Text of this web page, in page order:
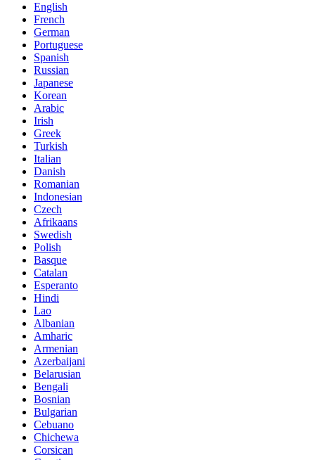
English
French
German
Portuguese
Spanish
Russian
Japanese
Korean
Arabic
Irish
Greek
Turkish
Italian
Danish
Romanian
Indonesian
Czech
Afrikaans
Swedish
Polish
Basque
Catalan
Esperanto
Hindi
Lao
Albanian
Amharic
Armenian
Azerbaijani
Belarusian
Bengali
Bosnian
Bulgarian
Cebuano
Chichewa
Corsican